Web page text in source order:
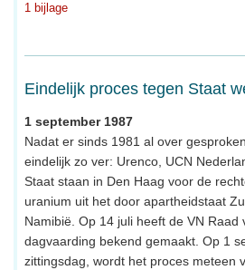
1 bijlage
Eindelijk proces tegen Staat
1 september 1987
Nadat er sinds 1981 al over
eindelijk zo ver: Urenco, UCN
Staat staan in Den Haag voor de
uranium uit het door apartheidstaat
Namibië. Op 14 juli heeft de VN Raad
dagvaarding bekend gemaakt. Op 1
zittingsdag, wordt het proces meteen